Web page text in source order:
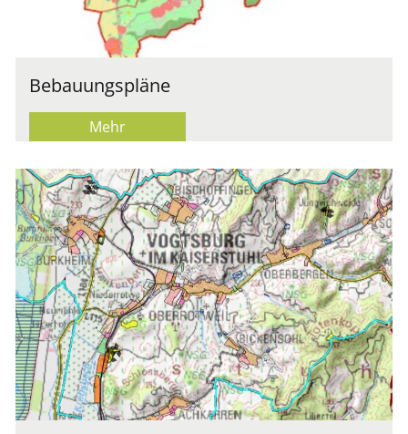
Be­bau­ungs­plä­ne
Mehr